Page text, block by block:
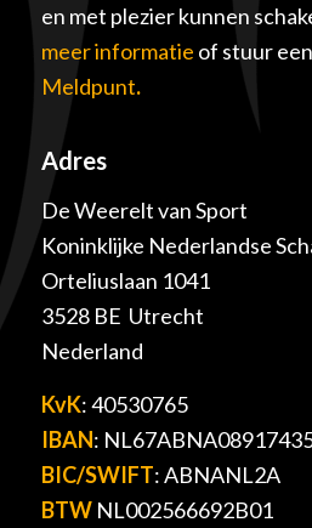
en met plezier kunnen
meer informatie of stuur
Meldpunt.
Adres
De Weerelt van Sport
Koninklijke Nederlandse
Orteliuslaan 1041
3528 BE Utrecht
Nederland
KvK: 40530765
IBAN:
BIC/SWIFT: ABNANL2A
BTWNL002566692B01